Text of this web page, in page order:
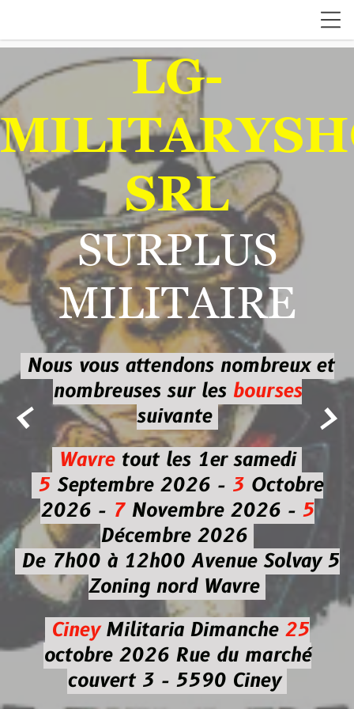
 
LG-
SRL
SURPLUS
MILITAIRE
Nous vous attendons nombreux et
nombreuses sur les bourses
suivante
Wavretout les 1er samedi
5Septembre 2026 - 3Octobre
2026 -7Novembre 2026 - 5
Décembre 2026
De 7h00 à 12h00 Avenue Solvay 5
Zoning nord Wavre
CineyMilitaria Dimanche 25
octobre 2026Rue du marché
couvert 3 - 5590 Ciney